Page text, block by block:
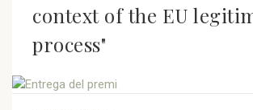
context of the EU
process"